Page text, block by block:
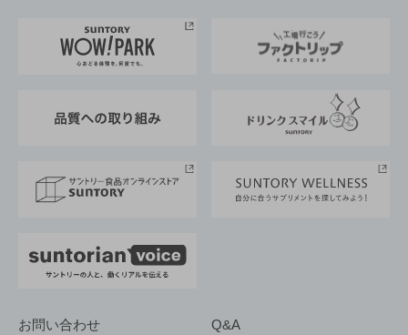
地域情報
サントリーサンバーズ大阪
サントリーが考えるサステナビリティ経営
企業概要
採用情報
お問い合わせ Q&A